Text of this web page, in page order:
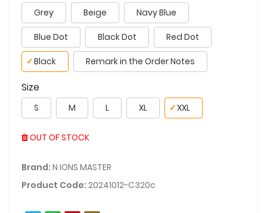
Grey Beige Navy Blue
Blue Dot Black Dot Red Dot
Black
✓ Remark in the Order Notes
Size
S M L XL XXL
✓
OUT OF STOCK
Brand: N IONS MASTER
Product Code: 20241012-C320c